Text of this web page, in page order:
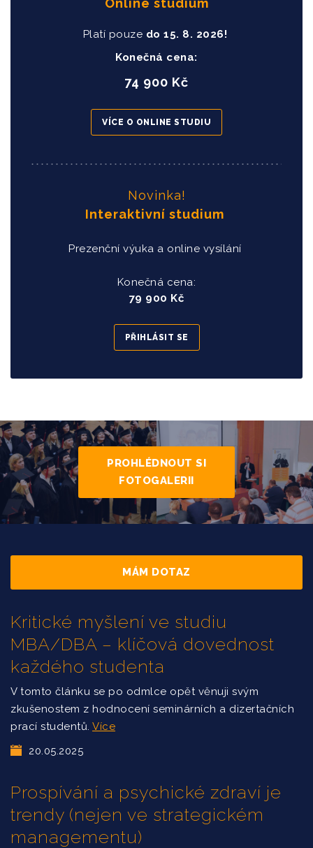
Online studium
Platí pouze do 15. 8. 2026!
Konečná cena:
74 900 Kč
VÍCE O ONLINE STUDIU
Novinka!
Interaktivní studium
Prezenční výuka a online vysílání
Konečná cena:
79 900 Kč
PŘIHLÁSIT SE
PROHLÉDNOUT SI
FOTOGALERII
MÁM DOTAZ
Kritické myšlení ve studiu
MBA/DBA – klíčová dovednost
každého studenta
V tomto článku se po odmlce opět věnuji svým
zkušenostem z hodnocení seminárních a dizertačních
prací studentů. Více
20.05.2025
Prospívání a psychické zdraví je
trendy (nejen ve strategickém
managementu)